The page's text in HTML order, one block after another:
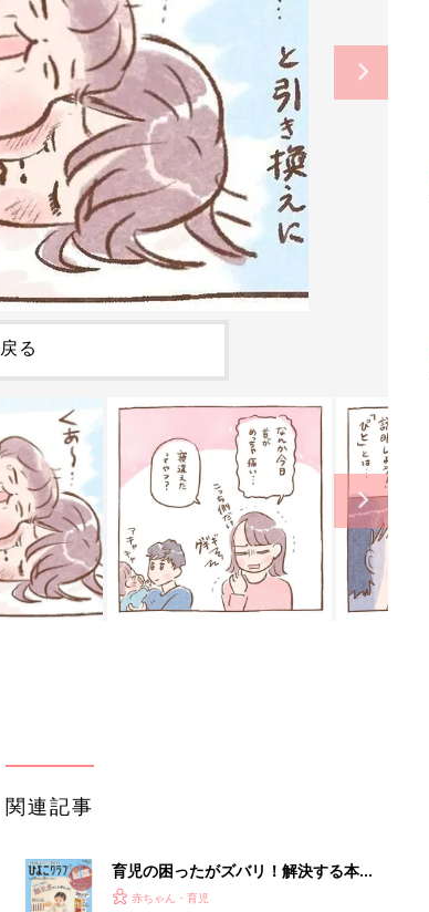
る
関連記事
育児の困ったがズバリ！解決する本
『ひよこクラブ 秋号』 4カ月～2才
赤ちゃん・育児